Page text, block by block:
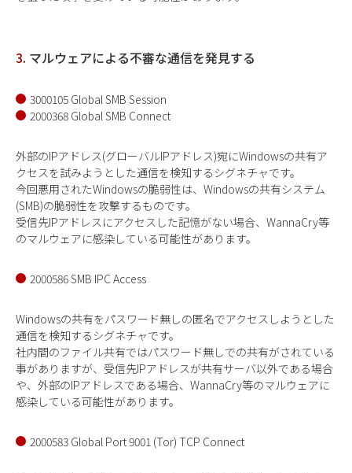
3. マルウェアによる不審な通信を発見する
3000105 Global SMB Session
2000368 Global SMB Connect
外部のIPアドレス(グローバルIPアドレス)宛にWindowsの共有ア
クセスを試みようとした通信を検知するシグネチャです。
今回悪用されたWindowsの脆弱性は、Windowsの共有システム
(SMB)の脆弱性を攻撃するものです。
受信先IPアドレスにアクセスした記憶がない場合、WannaCry等
のマルウェアに感染している可能性があります。
2000586 SMB IPC Access
Windowsの共有をパスワード無しの匿名でアクセスしようとした
通信を検知するシグネチャです。
社内間のファイル共有ではパスワード無しでの共有がされている
事がありますが、受信先IPアドレスが共有サーバ以外である場合
や、外部のIPアドレスである場合、WannaCry等のマルウェアに
感染している可能性があります。
2000583 Global Port 9001 (Tor) TCP Connect